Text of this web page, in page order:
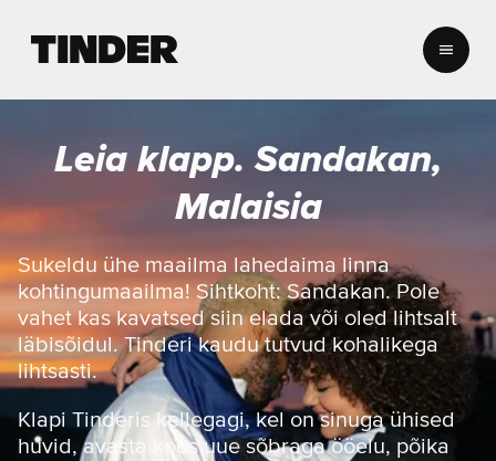
r
a
a
l
e
h
t
Leia klapp. Sandakan,
Malaisia
Sukeldu ühe maailma lahedaima linna
kohtingumaailma! Sihtkoht: Sandakan. Pole
vahet kas kavatsed siin elada või oled lihtsalt
läbisõidul. Tinderi kaudu tutvud kohalikega
lihtsasti.
Klapi Tinderis kellegagi, kel on sinuga ühised
huvid, avasta koos uue sõbraga ööelu, põika